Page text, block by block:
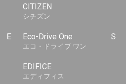
CITIZEN
シチズン
E Eco-Drive One
エコ・ドライブ ワン
EDIFICE
エディフィス
S